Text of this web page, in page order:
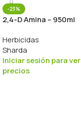
-23%
2,4-D Amina – 950ml
Herbicidas
Sharda
Iniciar sesión para ver
precios